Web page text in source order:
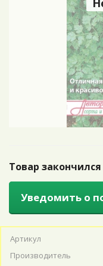
Товар закончился
Уведомить о
Артикул
Производитель